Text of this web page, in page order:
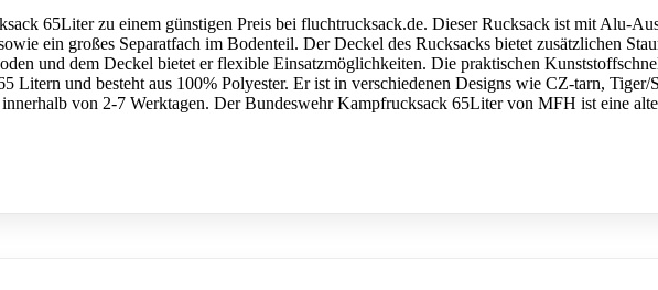
65Liter zu einem günstigen Preis bei fluchtrucksack.de. Dieser Rucksack ist mit Alu-
ein großes Separatfach im Bodenteil. Der Deckel des Rucksacks bietet zusätzlichen
und dem Deckel bietet er flexible Einsatzmöglichkeiten. Die praktischen
Litern und besteht aus 100% Polyester. Er ist in verschiedenen Designs wie CZ-tarn,
von 2-7 Werktagen. Der Bundeswehr Kampfrucksack 65Liter von MFH ist eine